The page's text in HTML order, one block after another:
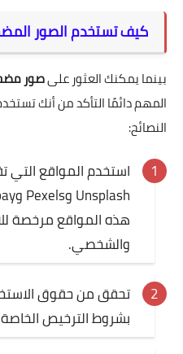
كيف تستخدم الصور
بينما يمكنك العثور علىصور
المهم دائمًا التأكد من أنك
النصائح:
استخدم المواقع
هذه المواقع مرخصة
والشخصي.
تحقق من حقوق
بشروط الترخيص